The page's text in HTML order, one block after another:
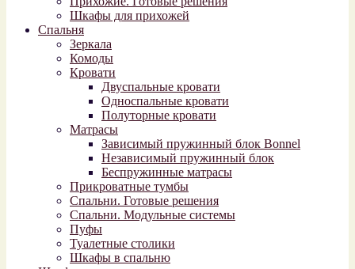
Шкафы для прихожей
Спальня
Зеркала
Комоды
Кровати
Двуспальные кровати
Односпальные кровати
Полуторные кровати
Матрасы
Зависимый пружинный блок Bonnel
Независимый пружинный блок
Беспружинные матрасы
Прикроватные тумбы
Спальни. Готовые решения
Спальни. Модульные системы
Пуфы
Туалетные столики
Шкафы в спальню